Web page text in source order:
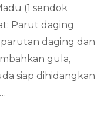
(1 sendok
Parut daging
parutan daging dan
gula,
siap dihidangkan